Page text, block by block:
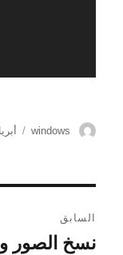
الكاتب
windows أبريل
المقالات
السابق
المقالة
نسخ الصور